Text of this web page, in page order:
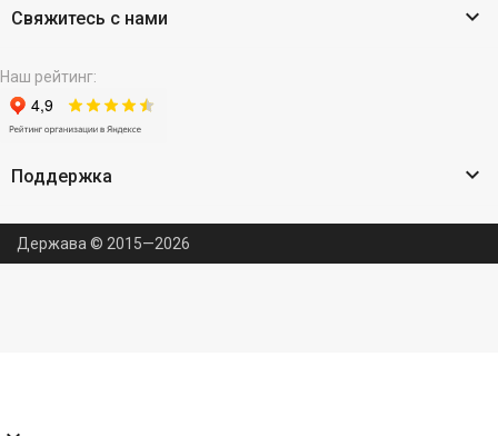
Свяжитесь с нами 
Наш рейтинг:
Поддержка 
Держава © 2015—2026